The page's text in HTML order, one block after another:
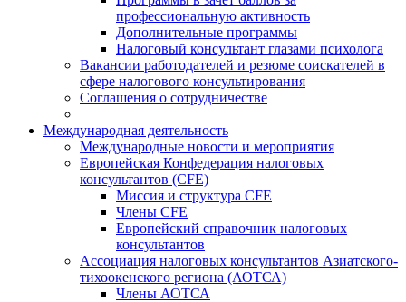
профессиональную активность
Дополнительные программы
Налоговый консультант глазами психолога
Вакансии работодателей и резюме соискателей в
сфере налогового консультирования
Соглашения о сотрудничестве
Международная деятельность
Международные новости и мероприятия
Европейская Конфедерация налоговых
консультантов (CFE)
Миссия и структура CFE
Члены CFE
Европейский справочник налоговых
консультантов
Ассоциация налоговых консультантов Азиатского-
тихоокенского региона (АОТСА)
Члены АОТСА